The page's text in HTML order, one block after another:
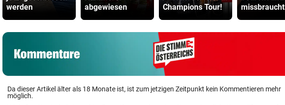
werden
abgewiesen
Champions Tour!
missbraucht
Da dieser Artikel älter als 18 Monate ist, ist zum jetzigen Zeitpunkt kein Kommentieren mehr
möglich.